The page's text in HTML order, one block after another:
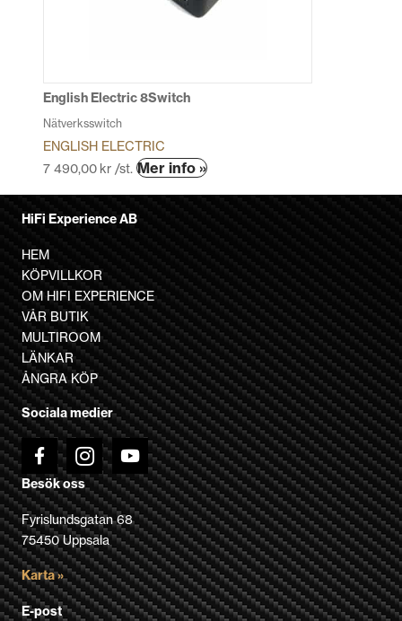
alternativen
English Electric 8Switch
Nätverksswitch
ENGLISH ELECTRIC
7 490,00 kr /st. Mer info »Den
varianter.
De
olika
alternativen
kan
väljas
på
produktsidan
HiFi Experience AB
HEM
KÖPVILLKOR
OM HIFI EXPERIENCE
VÅR BUTIK
MULTIROOM
LÄNKAR
ÅNGRA KÖP
Sociala medier
Besök oss
Fyrislundsgatan 68
75450 Uppsala
Karta »
E-post